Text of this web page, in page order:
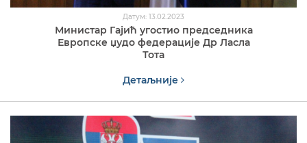
Датум: 13.02.2023
Министар Гајић угостио председника
Европске џудо федерације Др Ласла
Тота
Детаљније